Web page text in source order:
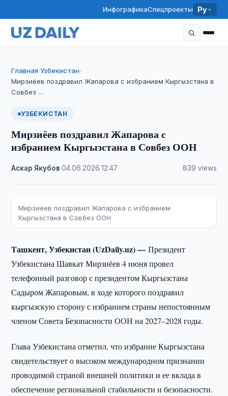
ИнфографикаСпецпроекты Ру
Главная›Узбекистан›
Мирзиёев поздравил Жапарова с избранием Кыргызстана в
Совбез …
УЗБЕКИСТАН
Мирзиёев поздравил Жапарова с
избранием Кыргызстана в Совбез ООН
Аскар Якубов ·04.06.2026 ·12:47 839 views
Мирзиёев поздравил Жапарова с избранием
Кыргызстана в Совбез ООН
Ташкент, Узбекистан (UzDaily.uz) —Президент
Узбекистана Шавкат Мирзиёев 4 июня провел
телефонный разговор с президентом Кыргызстана
Садыром Жапаровым, в ходе которого поздравил
кыргызскую сторону с избранием страны непостоянным
членом Совета Безопасности ООН на 2027–2028 годы.
Глава Узбекистана отметил, что избрание Кыргызстана
свидетельствует о высоком международном признании
проводимой страной внешней политики и ее вклада в
обеспечение региональной стабильности и безопасности.